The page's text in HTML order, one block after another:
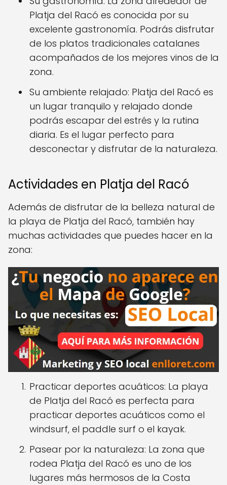
Platja del Racó es conocida por su
excelente gastronomía. Podrás disfrutar
de los platos tradicionales catalanes
acompañados de los mejores vinos de la
zona.
Su ambiente relajado: Platja del Racó es
un lugar tranquilo y relajado donde
podrás escapar del estrés y la rutina
diaria. Es el lugar perfecto para
desconectar y disfrutar de la naturaleza.
Actividades en Platja del Racó
Además de disfrutar de la belleza natural de
la playa de Platja del Racó, también hay
muchas actividades que puedes hacer en la
zona:
Practicar deportes acuáticos: La playa
de Platja del Racó es perfecta para
practicar deportes acuáticos como el
windsurf, el paddle surf o el kayak.
Pasear por la naturaleza: La zona que
rodea Platja del Racó es uno de los
lugares más hermosos de la Costa